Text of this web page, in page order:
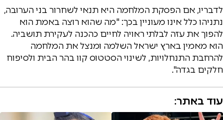
לדבריו, אם הפסקת המלחמה היא תנאי לשחרור בני הערובה,
נתניהו כלל אינו מעוניין בכך: "מה שהוא רוצה באמת הוא
להפוך את עזה לבלתי ראויה לחיים כהכנה לעקירת תושביה.
הוא מאמין בארץ ישראל השלמה ומנצל את המלחמה
להרחבת התנחלויות, לשינוי הסטטוס קוו בהר הבית ולסיפוח
חלקים בגדה".
עוד באתר: